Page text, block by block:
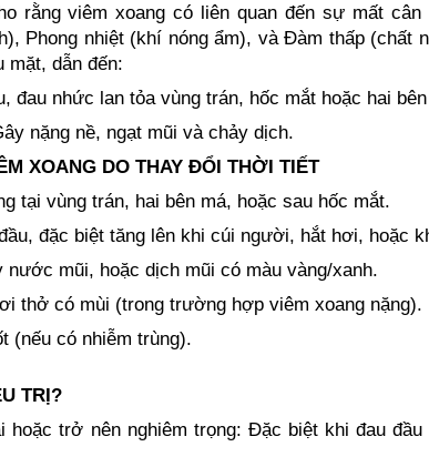
rằng viêm xoang có liên quan đến sự mất
Phong nhiệt (khí nóng ẩm), và Đàm thấp (chất
mặt, dẫn đến:
đau nhức lan tỏa vùng trán, hốc mắt hoặc hai
nặng nề, ngạt mũi và chảy dịch.
XOANG DO THAY ĐỔI THỜI TIẾT
tại vùng trán, hai bên má, hoặc sau hốc mắt.
đặc biệt tăng lên khi cúi người, hắt hơi, hoặc
nước mũi, hoặc dịch mũi có màu vàng/xanh.
thở có mùi (trong trường hợp viêm xoang nặng).
(nếu có nhiễm trùng).
TRỊ?
hoặc trở nên nghiêm trọng: Đặc biệt khi đau